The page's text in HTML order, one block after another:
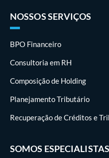
NOSSOS SERVIÇOS
BPO Financeiro
Consultoria em RH
Composição de Holding
Planejamento Tributário
Recuperação de Créditos e
SOMOS